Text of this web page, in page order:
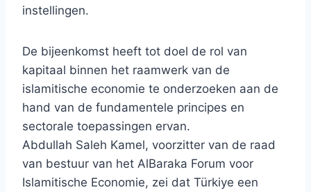
instellingen.
De bijeenkomst heeft tot doel de rol van
kapitaal binnen het raamwerk van de
islamitische economie te onderzoeken aan de
hand van de fundamentele principes en
sectorale toepassingen ervan.
Abdullah Saleh Kamel, voorzitter van de raad
van bestuur van het AlBaraka Forum voor
Islamitische Economie, zei dat Türkiye een